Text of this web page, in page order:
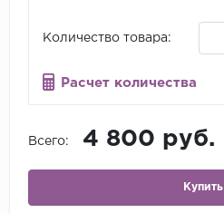
Количество товара:
Расчет количества
Всего: 4 800 руб.
Купить